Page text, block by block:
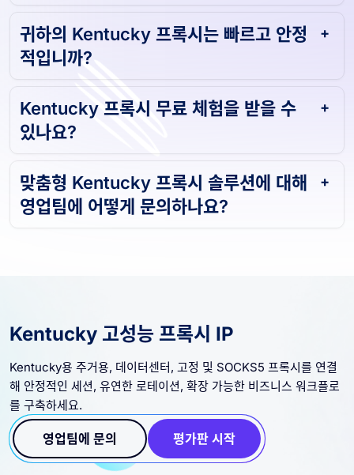
귀하의 Kentucky 프록시는 빠르고 안정
적입니까?
Kentucky 프록시 무료 체험을 받을 수
있나요?
맞춤형 Kentucky 프록시 솔루션에 대해
영업팀에 어떻게 문의하나요?
Kentucky 고성능 프록시 IP
Kentucky용 주거용, 데이터센터, 고정 및 SOCKS5 프록시를 연결
해 안정적인 세션, 유연한 로테이션, 확장 가능한 비즈니스 워크플로
를 구축하세요.
영업팀에 문의 평가판 시작